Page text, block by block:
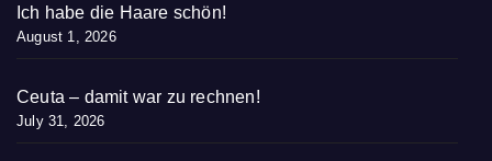
Ich habe die Haare schön!
August 1, 2026
Ceuta – damit war zu rechnen!
July 31, 2026